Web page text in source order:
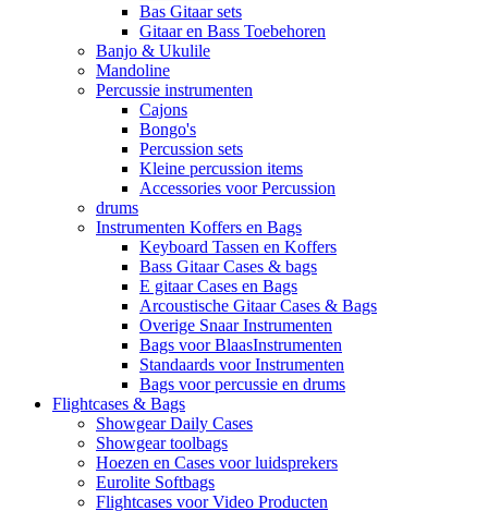
Bas Gitaar sets
Gitaar en Bass Toebehoren
Banjo & Ukulile
Mandoline
Percussie instrumenten
Cajons
Bongo's
Percussion sets
Kleine percussion items
Accessories voor Percussion
drums
Instrumenten Koffers en Bags
Keyboard Tassen en Koffers
Bass Gitaar Cases & bags
E gitaar Cases en Bags
Arcoustische Gitaar Cases & Bags
Overige Snaar Instrumenten
Bags voor BlaasInstrumenten
Standaards voor Instrumenten
Bags voor percussie en drums
Flightcases & Bags
Showgear Daily Cases
Showgear toolbags
Hoezen en Cases voor luidsprekers
Eurolite Softbags
Flightcases voor Video Producten